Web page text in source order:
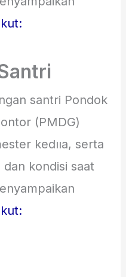
santri Pondok
(PMDG)
kedııa, serta
kondisi saat